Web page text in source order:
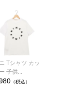
Tシャツ カッ
子供...
（税込）